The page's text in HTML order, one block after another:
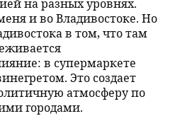
на разных уровнях.
и во Владивостоке. Но
в том, что там
в супермаркете
Это создает
атмосферу по
городами.